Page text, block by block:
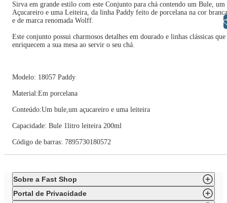
Sirva em grande estilo com este Conjunto para chá contendo um Bule, um
Açucareiro e uma Leiteira, da linha Paddy feito de porcelana na cor branca
e de marca renomada Wolff.
Este conjunto possui charmosos detalhes em dourado e linhas clássicas que
enriquecem a sua mesa ao servir o seu chá.
Modelo: 18057 Paddy
Material:Em porcelana
Conteúdo:Um bule,um açucareiro e uma leiteira
Capacidade: Bule 1litro leiteira 200ml
Código de barras: 7895730180572
Sobre a Fast Shop
Portal de Privacidade